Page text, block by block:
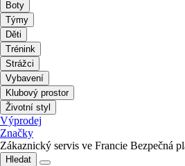
Boty
Týmy
Děti
Trénink
Strážci
Vybavení
Klubový prostor
Životní styl
Výprodej
Značky
Zákaznický servis ve Francie Bezpečná
Hledat